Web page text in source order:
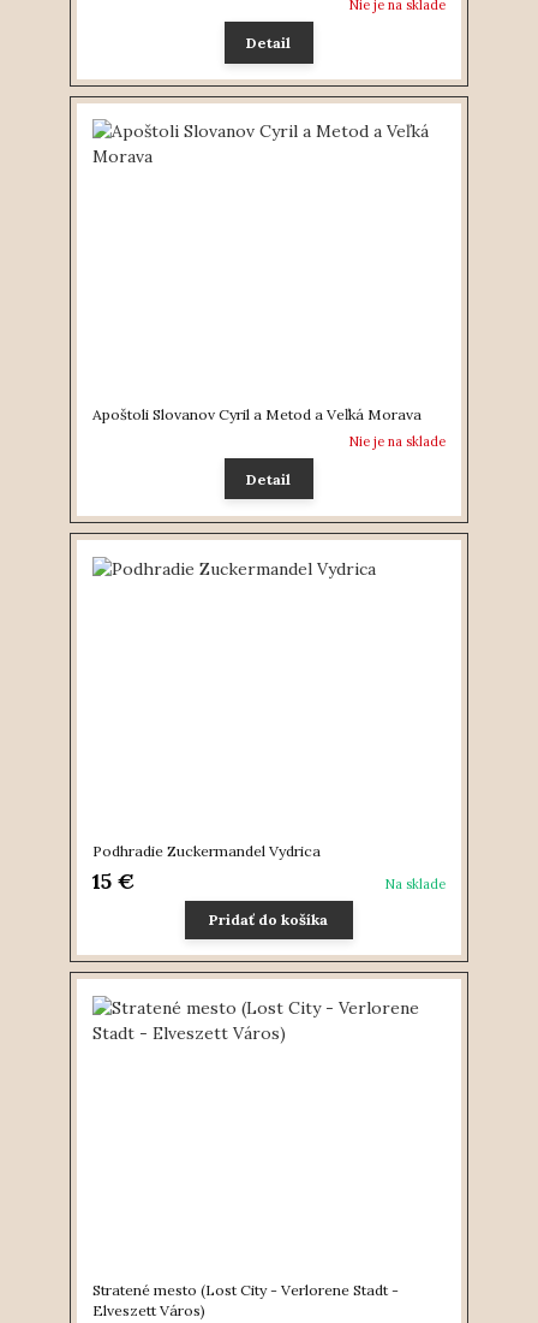
Nie je na sklade
Detail
Apoštoli Slovanov Cyril a Metod a Veľká Morava
Nie je na sklade
Detail
Podhradie Zuckermandel Vydrica
15 € Na sklade
Pridať do košíka
Stratené mesto (Lost City - Verlorene Stadt -
Elveszett Város)